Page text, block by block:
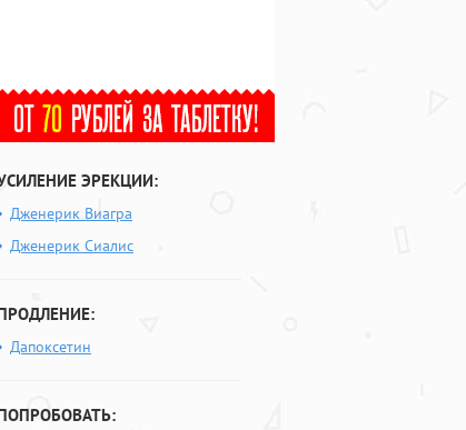
ЭРЕКЦИИ:
Дженерик Виагра
Дженерик Сиалис
Дапоксетин